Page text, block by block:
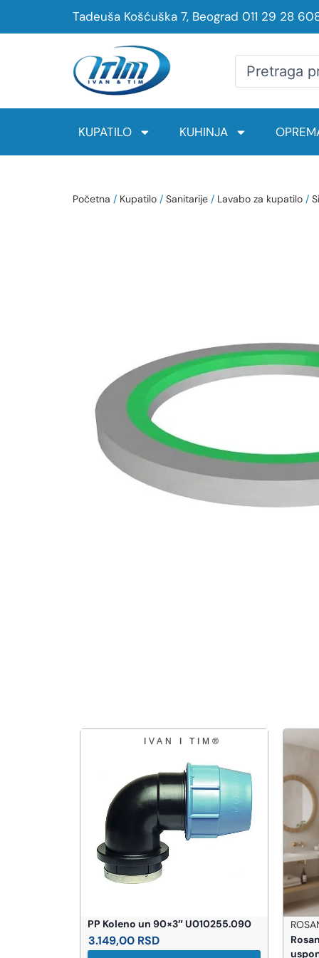
Tadeuša Košćuška 7, Beograd 011 29 28
KUPATILO KUHINJA
Početna / Kupatilo / Sanitarije / Lavabo za kupatilo /
PP Koleno un 90×3″ U010255.090
3.149,00 RSD